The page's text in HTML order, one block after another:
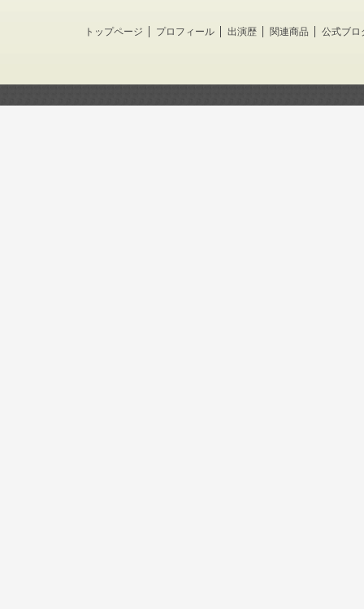
トップページ プロフィール 出演歴 関連商品 公式ブロ